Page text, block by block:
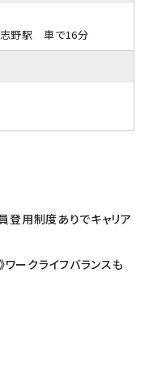
志野駅 車で16分
登用制度ありでキャリア
ークライフバランスも